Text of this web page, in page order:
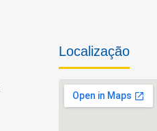
Localização